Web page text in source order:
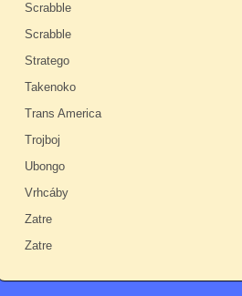
Scrabble
Scrabble
Stratego
Takenoko
Trans America
Trojboj
Ubongo
Vrhcáby
Zatre
Zatre